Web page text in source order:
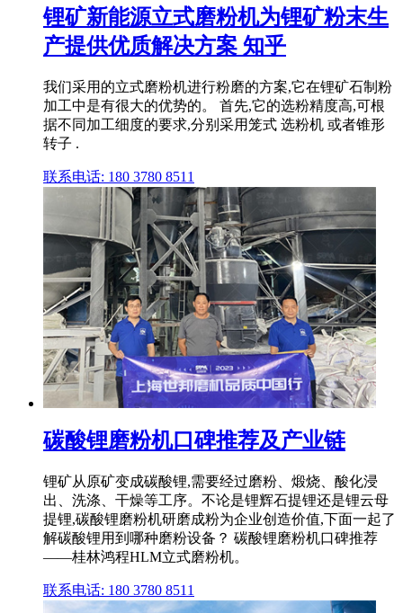
锂矿新能源立式磨粉机为锂矿粉末生
产提供优质解决方案 知乎
我们采用的立式磨粉机进行粉磨的方案,它在锂矿石制粉
加工中是有很大的优势的。 首先,它的选粉精度高,可根
据不同加工细度的要求,分别采用笼式 选粉机 或者锥形
转子 .
联系电话: 180 3780 8511
碳酸锂磨粉机口碑推荐及产业链
锂矿从原矿变成碳酸锂,需要经过磨粉、煅烧、酸化浸
出、洗涤、干燥等工序。不论是锂辉石提锂还是锂云母
提锂,碳酸锂磨粉机研磨成粉为企业创造价值,下面一起了
解碳酸锂用到哪种磨粉设备？ 碳酸锂磨粉机口碑推荐
——桂林鸿程HLM立式磨粉机。
联系电话: 180 3780 8511